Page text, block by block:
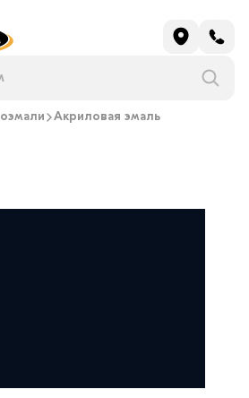
Акриловая эмаль